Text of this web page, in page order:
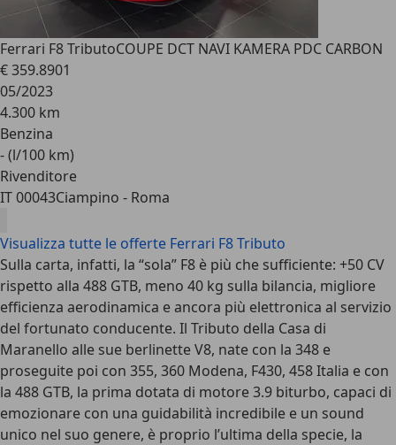
Ferrari F8 TributoCOUPE DCT NAVI KAMERA PDC CARBON
€ 359.8901
05/2023
4.300 km
Benzina
- (l/100 km)
Rivenditore
IT 00043Ciampino - Roma
Visualizza tutte le offerte Ferrari F8 Tributo
Sulla carta, infatti, la “sola” F8 è più che sufficiente: +50 CV
rispetto alla 488 GTB, meno 40 kg sulla bilancia, migliore
efficienza aerodinamica e ancora più elettronica al servizio
del fortunato conducente. Il Tributo della Casa di
Maranello alle sue berlinette V8, nate con la 348 e
proseguite poi con 355, 360 Modena, F430, 458 Italia e con
la 488 GTB, la prima dotata di motore 3.9 biturbo, capaci di
emozionare con una guidabilità incredibile e un sound
unico nel suo genere, è proprio l’ultima della specie, la